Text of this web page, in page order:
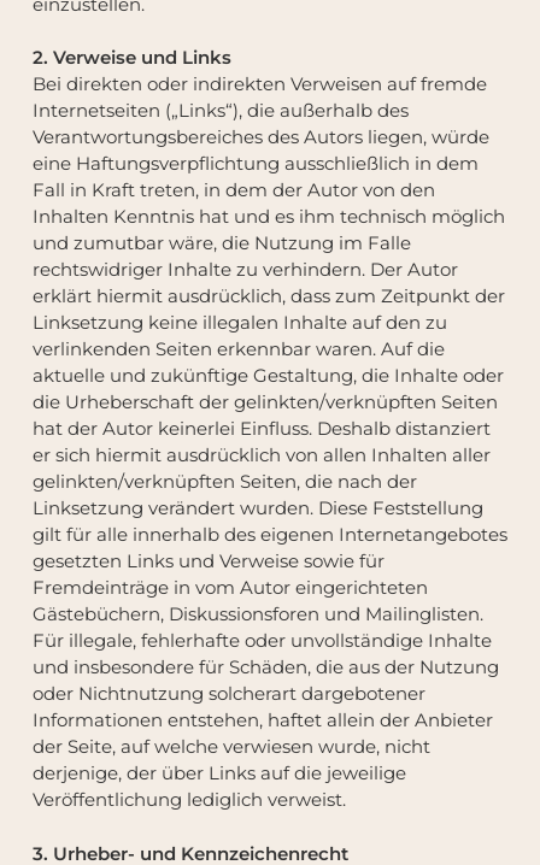
2. Verweise und Links
Bei direkten oder indirekten Verweisen auf fremde
Internetseiten („Links“), die außerhalb des
Verantwortungsbereiches des Autors liegen, würde
eine Haftungsverpflichtung ausschließlich in dem
Fall in Kraft treten, in dem der Autor von den
Inhalten Kenntnis hat und es ihm technisch möglich
und zumutbar wäre, die Nutzung im Falle
rechtswidriger Inhalte zu verhindern. Der Autor
erklärt hiermit ausdrücklich, dass zum Zeitpunkt der
Linksetzung keine illegalen Inhalte auf den zu
verlinkenden Seiten erkennbar waren. Auf die
aktuelle und zukünftige Gestaltung, die Inhalte oder
die Urheberschaft der gelinkten/verknüpften Seiten
hat der Autor keinerlei Einfluss. Deshalb distanziert
er sich hiermit ausdrücklich von allen Inhalten aller
gelinkten/verknüpften Seiten, die nach der
Linksetzung verändert wurden. Diese Feststellung
gilt für alle innerhalb des eigenen Internetangebotes
gesetzten Links und Verweise sowie für
Fremdeinträge in vom Autor eingerichteten
Gästebüchern, Diskussionsforen und Mailinglisten.
Für illegale, fehlerhafte oder unvollständige Inhalte
und insbesondere für Schäden, die aus der Nutzung
oder Nichtnutzung solcherart dargebotener
Informationen entstehen, haftet allein der Anbieter
der Seite, auf welche verwiesen wurde, nicht
derjenige, der über Links auf die jeweilige
Veröffentlichung lediglich verweist.
3. Urheber- und Kennzeichenrecht